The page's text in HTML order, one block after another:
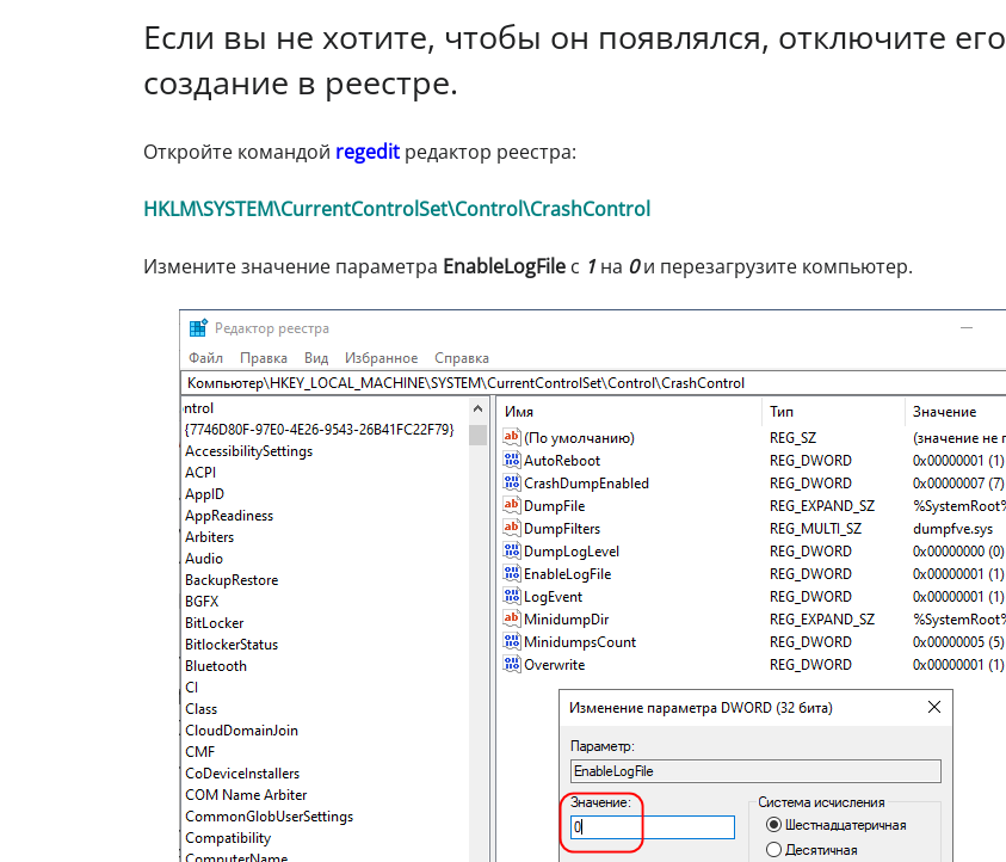
Если вы не хотите, чтобы он появлялся, отключите его
создание в реестре.
Откройте командой regedit редактор реестра:
HKLM\SYSTEM\CurrentControlSet\Control\CrashControl
Измените значение параметра EnableLogFile с 1 на 0и перезагрузите компьютер.